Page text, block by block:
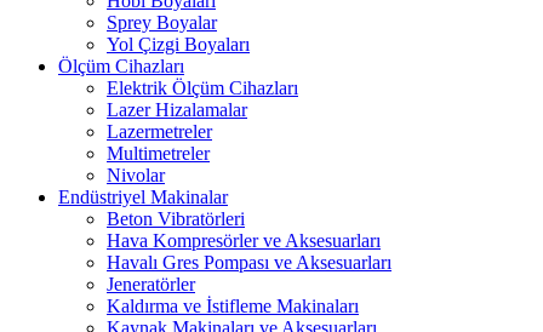
Sprey Boyalar
Yol Çizgi Boyaları
Ölçüm Cihazları
Elektrik Ölçüm Cihazları
Lazer Hizalamalar
Lazermetreler
Multimetreler
Nivolar
Endüstriyel Makinalar
Beton Vibratörleri
Hava Kompresörler ve Aksesuarları
Havalı Gres Pompası ve Aksesuarları
Jeneratörler
Kaldırma ve İstifleme Makinaları
Kaynak Makinaları ve Aksesuarları